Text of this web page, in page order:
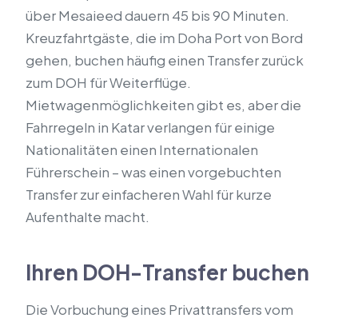
über Mesaieed dauern 45 bis 90 Minuten.
Kreuzfahrtgäste, die im Doha Port von Bord
gehen, buchen häufig einen Transfer zurück
zum DOH für Weiterflüge.
Mietwagenmöglichkeiten gibt es, aber die
Fahrregeln in Katar verlangen für einige
Nationalitäten einen Internationalen
Führerschein – was einen vorgebuchten
Transfer zur einfacheren Wahl für kurze
Aufenthalte macht.
Ihren DOH-Transfer buchen
Die Vorbuchung eines Privattransfers vom